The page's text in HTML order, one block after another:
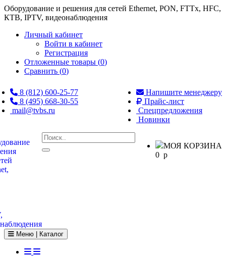
Оборудование и решения для сетей Ethernet, PON, FTTx, HFC,
КТВ, IPTV, видеонаблюдения
Личный кабинет
Войти в кабинет
Регистрация
Отложенные товары (0)
Сравнить (0)
8 (812) 600-25-77
8 (495) 668-30-55
mail@tvbs.ru
Напишите менеджеру
Прайс-лист
Спецпредложения
Новинки
МОЯ КОРЗИНА
0 p
Toggle navigation
Меню | Каталог